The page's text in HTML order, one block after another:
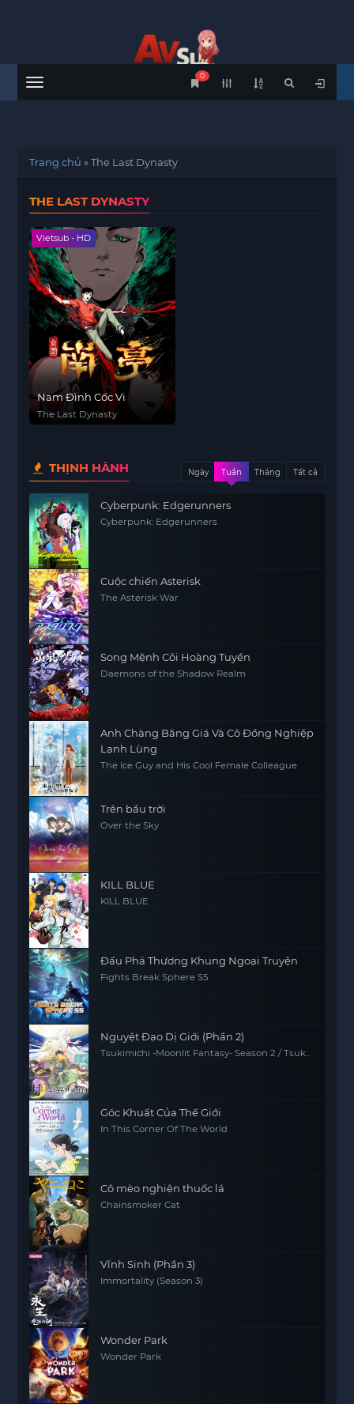
Menu
0
Trang chủ »The Last Dynasty
THE LAST DYNASTY
Vietsub - HD
Nam Đình Cốc Vi
The Last Dynasty
THỊNH HÀNH Ngày Tuần Tháng Tất cả
Cyberpunk: Edgerunners
Cyberpunk: Edgerunners
Cuộc chiến Asterisk
The Asterisk War
Song Mệnh Cõi Hoàng Tuyền
Daemons of the Shadow Realm
Anh Chàng Băng Giá Và Cô Đồng Nghiệp
Lạnh Lùng
The Ice Guy and His Cool Female Colleague
Trên bầu trời
Over the Sky
KILL BLUE
KILL BLUE
Đấu Phá Thương Khung Ngoại Truyện
Fights Break Sphere S5
Nguyệt Đạo Dị Giới (Phần 2)
Tsukimichi -Moonlit Fantasy- Season 2 / Tsuki
Góc Khuất Của Thế Giới
In This Corner Of The World
Cô mèo nghiện thuốc lá
Chainsmoker Cat
Vĩnh Sinh (Phần 3)
Immortality (Season 3)
Wonder Park
Wonder Park